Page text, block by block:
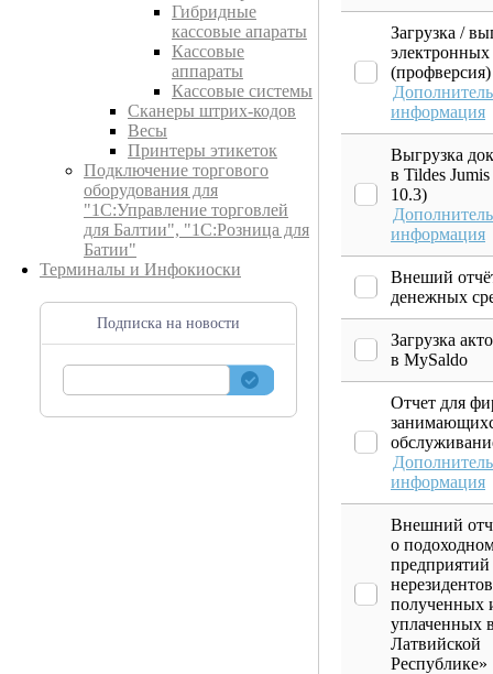
Гибридные
кассовые апараты
Кассовые
аппараты
Кассовые системы
Сканеры штрих-кодов
Весы
Принтеры этикеток
Подключение торгового
оборудования для
"1С:Управление торговлей
для Балтии", "1С:Розница для
Батии"
Терминалы и Инфокиоски
Подписка на новости
Загрузка /
электронных
(профверсия)
информация
Выгрузка
в Tildes
10.3)
информация
Внеший
денежных
Загрузка
в MySaldo
Отчет для
информация
Внешний
о
предприятий
полученных
уплаченных
Латвийской
Республике»